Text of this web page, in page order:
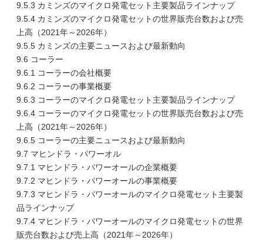
9.5.3 カミンズのマイクロ発電セット主要製品ラインナップ
9.5.4 カミンズのマイクロ発電セットの世界販売台数および売
上高（2021年～2026年）
9.5.5 カミンズの主要ニュースおよび最新動向
9.6 コーラー
9.6.1 コーラーの会社概要
9.6.2 コーラーの事業概要
9.6.3 コーラーのマイクロ発電セット主要製品ラインナップ
9.6.4 コーラーのマイクロ発電セットの世界販売台数および売
上高（2021年～2026年）
9.6.5 コーラーの主要ニュースおよび最新動向
9.7 マヒンドラ・パワーオル
9.7.1 マヒンドラ・パワーオールの企業概要
9.7.2 マヒンドラ・パワーオールの事業概要
9.7.3 マヒンドラ・パワーオールのマイクロ発電セット主要製
品ラインナップ
9.7.4 マヒンドラ・パワーオールのマイクロ発電セットの世界
販売台数および売上高（2021年～2026年）